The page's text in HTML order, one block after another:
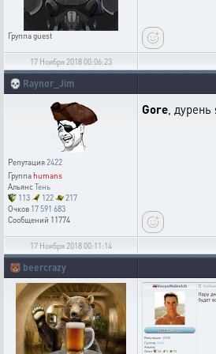
Группаguest
17 Ноября 2018 00:06:23
💀 Raynor_Jim
Репутация2422
Группаhumans
АльянсТень
113
122
217
Очков 17 591 683
Сообщений 11774
Gore, дурень
17 Ноября 2018 00:11:14
🐻 beercrazy